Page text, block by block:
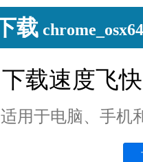
载
下载速度飞
适用于电脑、手机